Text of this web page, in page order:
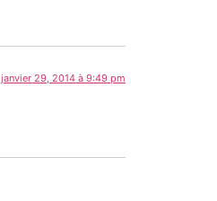
janvier 29, 2014 à 9:49 pm